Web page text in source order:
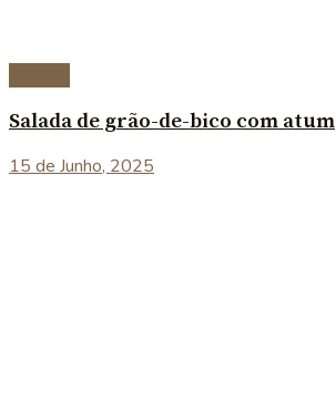
Salada de grão-de-bico com atum
15 de Junho, 2025